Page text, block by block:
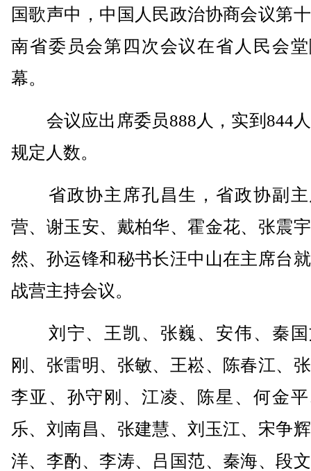
国歌声中，中国人民政治协商会议第
南省委员会第四次会议在省人民会
幕。
会议应出席委员888人，实到844
规定人数。
省政协主席孔昌生，省政协副主
营、谢玉安、戴柏华、霍金花、张震
然、孙运锋和秘书长汪中山在主席台
战营主持会议。
刘宁、王凯、张巍、安伟、秦国
刚、张雷明、张敏、王崧、陈春江、
李亚、孙守刚、江凌、陈星、何金
乐、刘南昌、张建慧、刘玉江、宋争
洋、李酌、李涛、吕国范、秦海、段